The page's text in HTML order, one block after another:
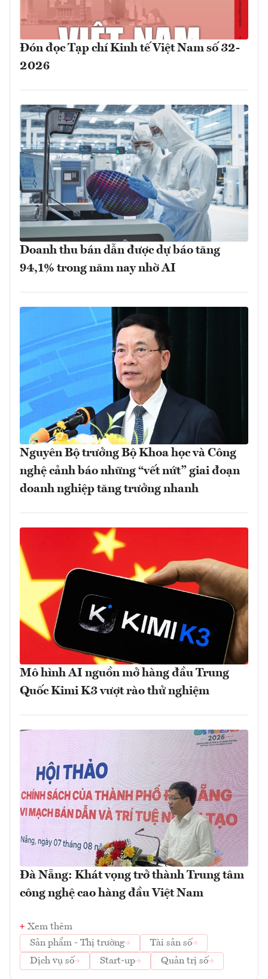
Đón đọc Tạp chí Kinh tế Việt Nam số 32-
2026
Doanh thu bán dẫn được dự báo tăng
94,1% trong năm nay nhờ AI
Nguyên Bộ trưởng Bộ Khoa học và Công
nghệ cảnh báo những “vết nứt” giai đoạn
doanh nghiệp tăng trưởng nhanh
Mô hình AI nguồn mở hàng đầu Trung
Quốc Kimi K3 vượt rào thử nghiệm
Đà Nẵng: Khát vọng trở thành Trung tâm
công nghệ cao hàng đầu Việt Nam
Xem thêm
Sản phẩm - Thị trường
Tài sản số
Dịch vụ số
Start-up Quản trị số